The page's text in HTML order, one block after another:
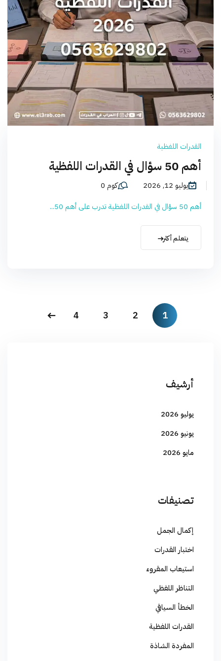
القدرات اللفظية
أهم 50 سؤال في القدرات اللفظية
يوليو 12, 2026
كوم 0
أهم 50 سؤال في القدرات اللفظية تدرب على أهم 50...
يتعلم أكثر
1
2
3
4
أرشيف
يوليو 2026
يونيو 2026
مايو 2026
تصنيفات
إكمال الجمل
اختبار القدرات
استيعاب المقروء
التناظر اللفظي
الخطأ السياقي
القدرات اللفظية
المفردة الشاذة